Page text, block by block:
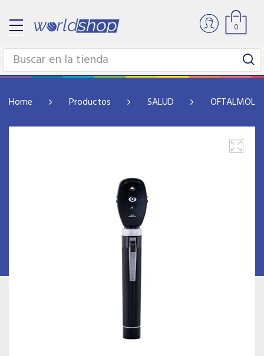
0
Home Productos SALUD